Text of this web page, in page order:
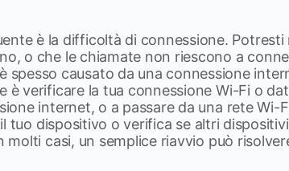
è la difficoltà di connessione. Potresti
o che le chiamate non riescono a
spesso causato da una connessione
è verificare la tua connessione Wi-Fi o
internet, o a passare da una rete Wi-
tuo dispositivo o verifica se altri
casi, un semplice riavvio può